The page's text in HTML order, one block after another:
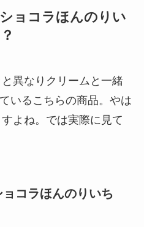
ョコラほんのりい
異なりクリームと一緒
いるこちらの商品。やは
よね。では実際に見て
コラほんのりいち